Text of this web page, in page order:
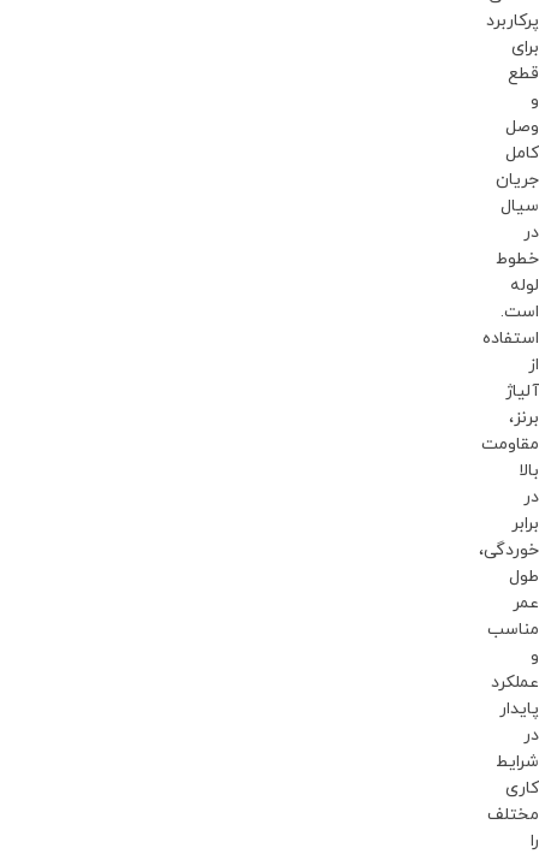
پرکاربرد
برای
قطع
و
وصل
کامل
جریان
سیال
در
خطوط
لوله
است.
استفاده
از
آلیاژ
برنز،
مقاومت
بالا
در
برابر
خوردگی،
طول
عمر
مناسب
و
عملکرد
پایدار
در
شرایط
کاری
مختلف
را